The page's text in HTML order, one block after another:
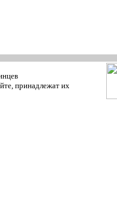
принадлежат их